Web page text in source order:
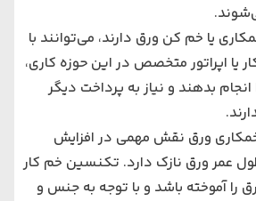
یا خم کن ورق دارند، می‌توانند با
یا اپراتور متخصص در این حوزه کاری،
بدهند و نیاز به پرداخت دیگر
ورق نقش مهمی در افزایش
عمر ورق نازک دارد. تکنسین خم کار
را آموخته باشد و با توجه به جنس و